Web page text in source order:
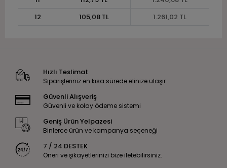
12
105,08 TL 1.261,02 TL
Hızlı Teslimat
Siparişleriniz en kısa sürede elinize ulaşır.
Güvenli Alışveriş
Güvenli ve kolay ödeme sistemi
Geniş Ürün Yelpazesi
Binlerce ürün ve kampanya seçeneği
7 / 24 DESTEK
Öneri ve şikayetlerinizi bize iletebilirsiniz.